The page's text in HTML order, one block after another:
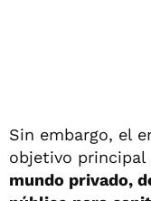
Sin embargo, el
objetivo principal
mundo privado,